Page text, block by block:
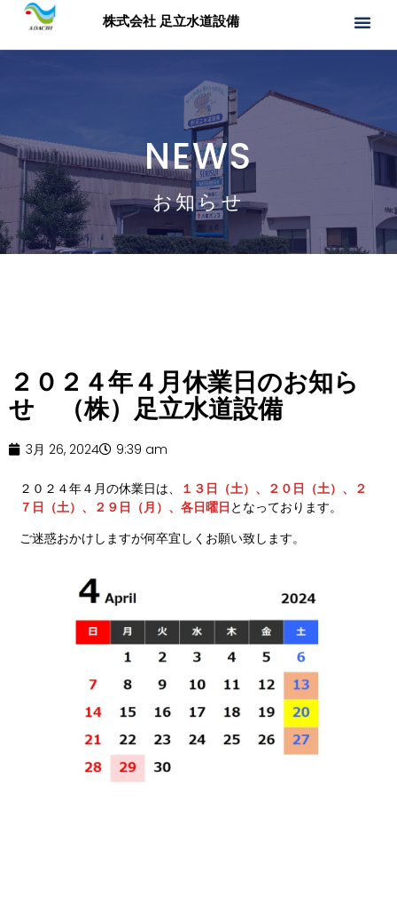
株式会社 足立水道設備
NEWS
お知らせ
２０２４年４月休業日のお知ら
せ （株）足立水道設備
3月 26, 2024 9:39 am
２０２４年４月の休業日は、
１３日（土）、２０日（土）、２
７日（土）、２９日（月）、各日曜日 となっております。
ご迷惑おかけしますが何卒宜しくお願い致します。